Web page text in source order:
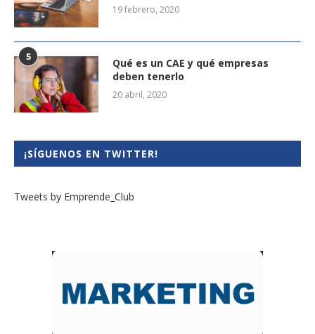
19 febrero, 2020
5
Qué es un CAE y qué empresas
deben tenerlo
20 abril, 2020
¡SÍGUENOS EN TWITTER!
Tweets by Emprende_Club